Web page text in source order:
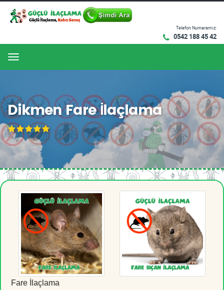
Telefon Numaramız:
0542 188 45 42
Menu
Dikmen Fare İlaçlama
Fare İlaçlama